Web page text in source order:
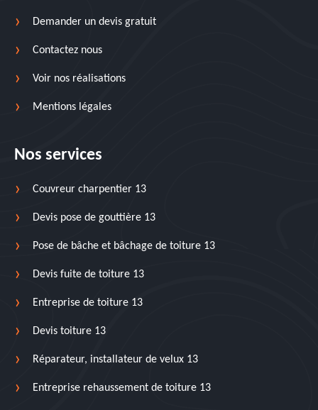
Demander un devis gratuit
Contactez nous
Voir nos réalisations
Mentions légales
Nos services
Couvreur charpentier 13
Devis pose de gouttière 13
Pose de bâche et bâchage de toiture 13
Devis fuite de toiture 13
Entreprise de toiture 13
Devis toiture 13
Réparateur, installateur de velux 13
Entreprise rehaussement de toiture 13